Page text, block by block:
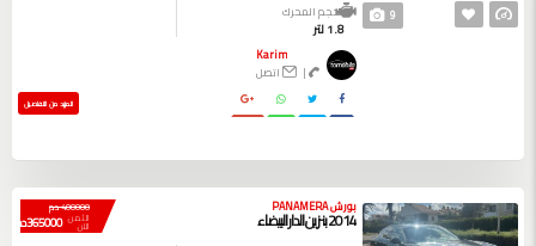
9 حجم المحرك
1.8 لتر
Karim
|
اتصل
المزيد من التفاصيل
400000 دم
الثمن
الآن 365000 دم
بورش PANAMERA
2014 بنزين الدار البيضاء